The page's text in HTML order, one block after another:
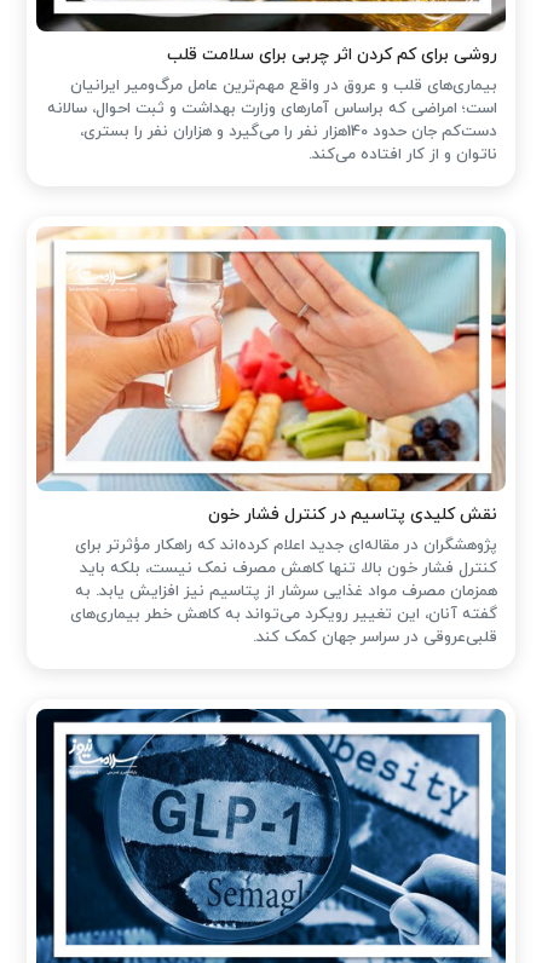
روشی برای کم کردن اثر چربی برای سلامت قلب
بیماری‌های قلب و عروق در واقع مهم‌ترین عامل مرگ‌ومیر ایرانیان
است؛ امراضی که براساس آمارهای وزارت بهداشت و ثبت احوال، سالانه
دست‌کم جان حدود 140هزار نفر را می‌گیرد و هزاران نفر را بستری،
ناتوان و از کار افتاده می‌کند.
نقش کلیدی پتاسیم در کنترل فشار خون
پژوهشگران در مقاله‌ای جدید اعلام کرده‌اند که راهکار مؤثرتر برای
کنترل فشار خون بالا، تنها کاهش مصرف نمک نیست، بلکه باید
همزمان مصرف مواد غذایی سرشار از پتاسیم نیز افزایش یابد. به
گفته آنان، این تغییر رویکرد می‌تواند به کاهش خطر بیماری‌های
قلبی‌عروقی در سراسر جهان کمک کند.